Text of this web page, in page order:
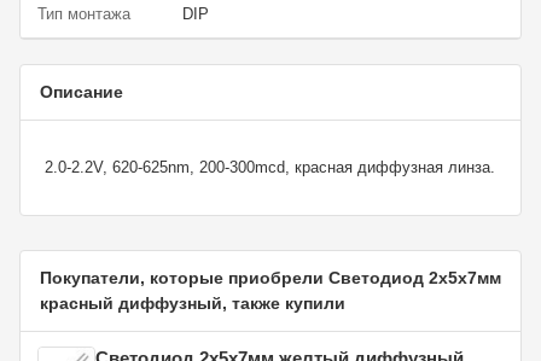
Тип монтажа DIP
Описание
2.0-2.2V, 620-625nm, 200-300mcd, красная диффузная линза.
Покупатели, которые приобрели Светодиод 2х5х7мм
красный диффузный, также купили